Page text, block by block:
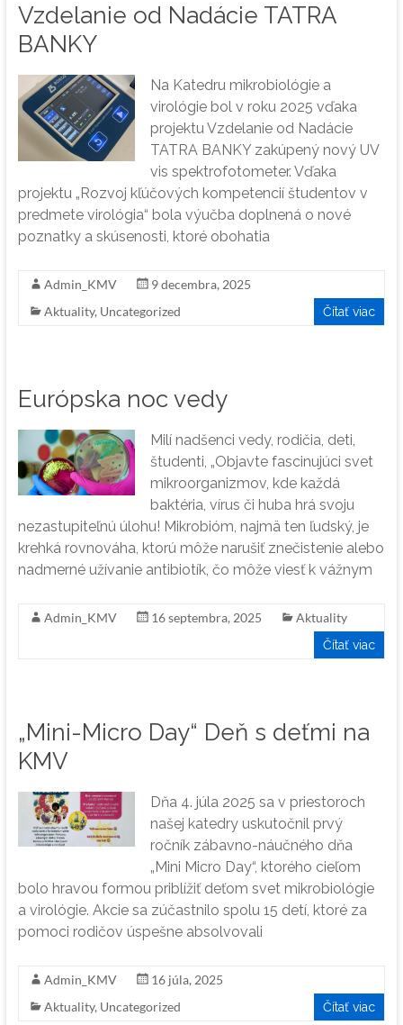
Vzdelanie od Nadácie TATRA
BANKY
Na Katedru mikrobiológie a
virológie bol v roku 2025 vďaka
projektu Vzdelanie od Nadácie
TATRA BANKY zakúpený nový UV
vis spektrofotometer. Vďaka
projektu „Rozvoj kľúčových kompetencií študentov v
predmete virológia“ bola výučba doplnená o nové
poznatky a skúsenosti, ktoré obohatia
Admin_KMV
9 decembra, 2025
Aktuality, Uncategorized Čítať viac
Európska noc vedy
Milí nadšenci vedy, rodičia, deti,
študenti, „Objavte fascinujúci svet
mikroorganizmov, kde každá
baktéria, vírus či huba hrá svoju
nezastupiteľnú úlohu! Mikrobióm, najmä ten ľudský, je
krehká rovnováha, ktorú môže narušiť znečistenie alebo
nadmerné užívanie antibiotík, čo môže viesť k vážnym
Admin_KMV 16 septembra, 2025 Aktuality
Čítať viac
„Mini-Micro Day“ Deň s deťmi na
KMV
Dňa 4. júla 2025 sa v priestoroch
našej katedry uskutočnil prvý
ročník zábavno-náučného dňa
„Mini Micro Day“, ktorého cieľom
bolo hravou formou priblížiť deťom svet mikrobiológie
a virológie. Akcie sa zúčastnilo spolu 15 detí, ktoré za
pomoci rodičov úspešne absolvovali
Admin_KMV
16 júla, 2025
Aktuality, Uncategorized Čítať viac